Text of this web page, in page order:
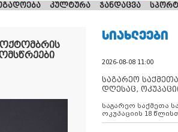
კულტურა ჯანდაცვა
ოქტომბრის
ᲡᲘᲐᲮᲚᲔᲔᲑᲘ
2026-08-08 11:00
საგარეო
დღესაც,
შუამავლ
საგარეო საქმეთა
ოკუპაციის 18
ასრულებს